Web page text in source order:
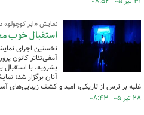
نمایش «ابر
استقبال خوب
نخستین اجرای
آمفی‌تئاتر کانون
آنان برگزار شد؛
غلبه بر ترس از تاریکی، امید و کشف زیبایی‌های
۲۸ تیر ۰۵ - ۰۸:۴۳